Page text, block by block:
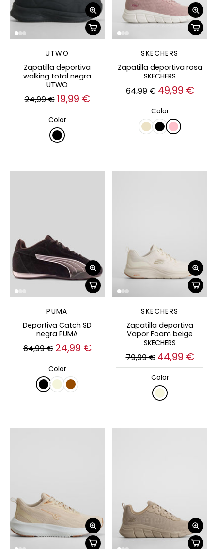
UTWO
Zapatilla deportiva
walking total negra
UTWO
24,99 € 19,99 €
Color
SKECHERS
Zapatilla deportiva rosa
SKECHERS
64,99 € 49,99 €
Color
PUMA
Deportiva Catch SD
negra PUMA
64,99 € 24,99 €
Color
SKECHERS
Zapatilla deportiva
Vapor Foam beige
SKECHERS
79,99 € 44,99 €
Color